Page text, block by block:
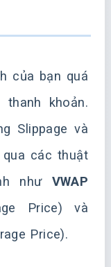
của bạn quá
khoản.
Slippage và
các thuật
như VWAP
Price) và
Price).